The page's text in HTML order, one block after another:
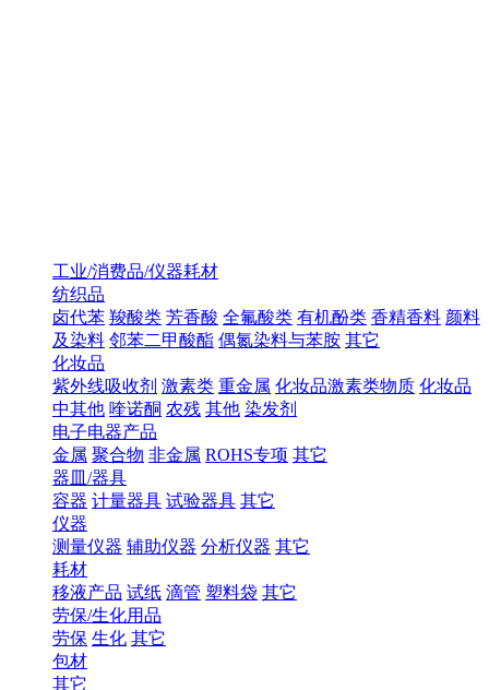
工业/消费品/仪器耗材
纺织品
卤代苯 羧酸类 芳香酸 全氟酸类 有机酚类 香精香料 颜料
及染料 邻苯二甲酸酯 偶氮染料与苯胺 其它
化妆品
紫外线吸收剂 激素类 重金属 化妆品激素类物质 化妆品
中其他 喹诺酮 农残 其他 染发剂
电子电器产品
金属 聚合物 非金属 ROHS专项 其它
器皿/器具
容器 计量器具 试验器具 其它
仪器
测量仪器 辅助仪器 分析仪器 其它
耗材
移液产品 试纸 滴管 塑料袋 其它
劳保/生化用品
劳保 生化 其它
包材
其它